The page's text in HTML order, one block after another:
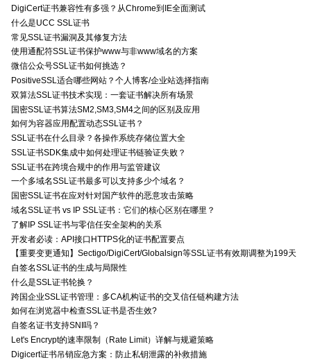
DigiCert证书兼容性有多强？从Chrome到IE全面测试
什么是UCC SSL证书
常见SSL证书漏洞及其修复方法
使用通配符SSL证书保护www与非www域名的方案
微信公众号SSL证书如何挑选？
PositiveSSL适合哪些网站？个人博客/企业站选择指南
双算法SSL证书技术实现：一套证书解决所有场景
国密SSL证书算法SM2,SM3,SM4之间的区别及应用
如何为容器应用配置动态SSL证书？
SSL证书在什么目录？各操作系统存储位置大全
SSL证书SDK集成中如何处理证书链验证失败？
SSL证书在跨境合规中的作用与监管建议
一个多域名SSL证书最多可以支持多少个域名？
国密SSL证书在应对针对国产软件的恶意攻击策略
域名SSL证书 vs IP SSL证书：它们的核心区别在哪里？
了解IP SSL证书与零信任安全架构的关系
开发者必读：API接口HTTPS化的证书配置要点
【重要变更通知】Sectigo/DigiCert/Globalsign等SSL证书有效期调整为199天
自签名SSL证书的生成与局限性
什么是SSL证书轮换？
跨国企业SSL证书管理：多CA机构证书的交叉信任链构建方法
如何在浏览器中检查SSL证书是否生效?
自签名证书支持SNI吗？
Let's Encrypt的速率限制（Rate Limit）详解与规避策略
Digicert证书吊销应急方案：防止私钥泄露的补救措施